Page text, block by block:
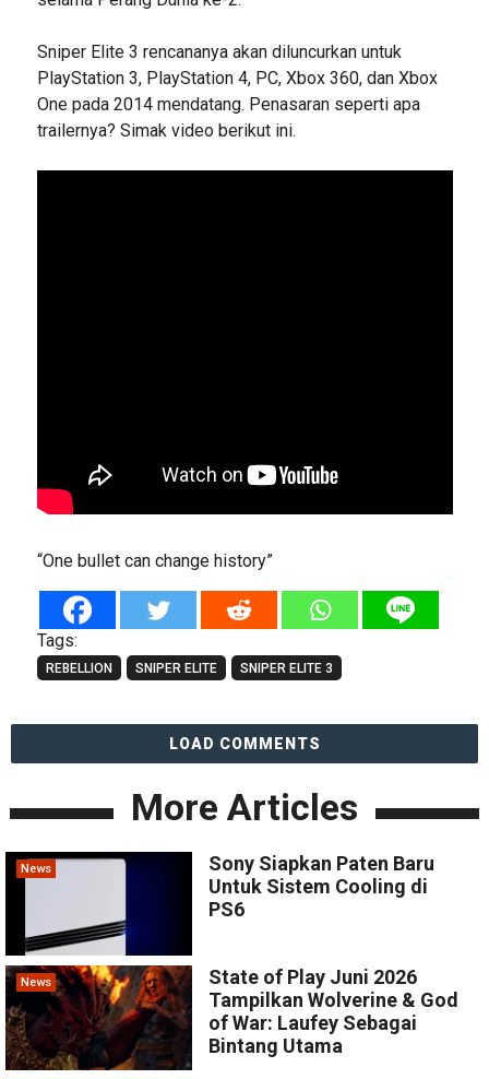
Sniper Elite 3 rencananya akan diluncurkan untuk
PlayStation 3, PlayStation 4, PC, Xbox 360, dan Xbox
One pada 2014 mendatang. Penasaran seperti apa
trailernya? Simak video berikut ini.
“One bullet can change history”
Tags:
REBELLION SNIPER ELITE SNIPER ELITE 3
LOAD COMMENTS
More Articles
News
Sony Siapkan Paten Baru
Untuk Sistem Cooling di
PS6
News
State of Play Juni 2026
Tampilkan Wolverine & God
of War: Laufey Sebagai
Bintang Utama